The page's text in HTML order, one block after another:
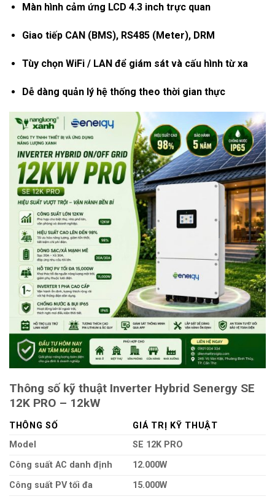
Màn hình cảm ứng LCD 4.3 inchtrực quan
Giao tiếp CAN (BMS), RS485 (Meter), DRM
Tùy chọn WiFi / LANđể giám sát và cấu hình từ xa
Dễ dàng quản lý hệ thống theo thời gian thực
Thông số kỹ thuật Inverter Hybrid Senergy SE
12K PRO – 12kW
THÔNG SỐ
GIÁ TRỊ KỸ THUẬT
Model
SE 12K PRO
Công suất AC danh định
12.000W
Công suất PV tối đa
15.000W